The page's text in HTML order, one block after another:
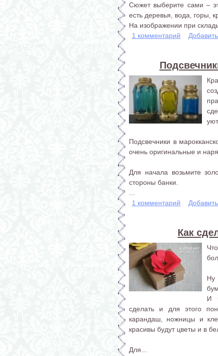
Сюжет выберите сами –
есть деревья, вода, горы,
На изображении при
1 комментарий
Подсвечники в
очень оригинальные и
Для начала возьмите
стороны банки.
1 комментарий
Как
Ну
И
сделать и для этого
карандаш, ножницы и
красивы будут цветы и в
Для...